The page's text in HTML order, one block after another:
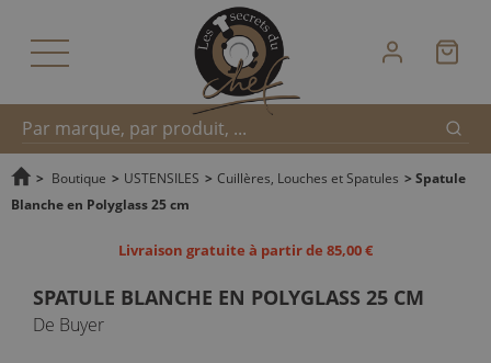
Recherche
> Boutique > USTENSILES > Cuillères, Louches et Spatules > Spatule
Blanche en Polyglass 25 cm
Livraison gratuite à partir de 85,00 €
SPATULE BLANCHE EN POLYGLASS 25 CM
De Buyer